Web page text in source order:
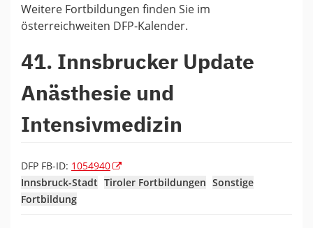
Weitere Fortbildungen finden Sie im
österreichweiten DFP-Kalender.
41. Innsbrucker Update
Anästhesie und
Intensivmedizin
DFP FB-ID: 1054940
Innsbruck-Stadt Tiroler Fortbildungen Sonstige
Fortbildung